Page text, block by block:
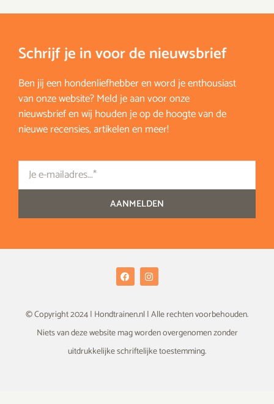
Schrijf je in voor de nieuwsbrief
Ben jij een hondenliefhebber en word je enthousiast
van onze website? Meld je aan voor onze
nieuwsbrief en wij houden je op de hoogte van de
nieuwe recensies, artikelen en meer!
Email
AANMELDEN
F
a
c
o
k
I
n
s
a
g
a
m
© Copyright 2024 | Hondtrainen.nl | Alle rechten voorbehouden.
Niets van deze website mag worden overgenomen zonder
uitdrukkelijke schriftelijke toestemming.